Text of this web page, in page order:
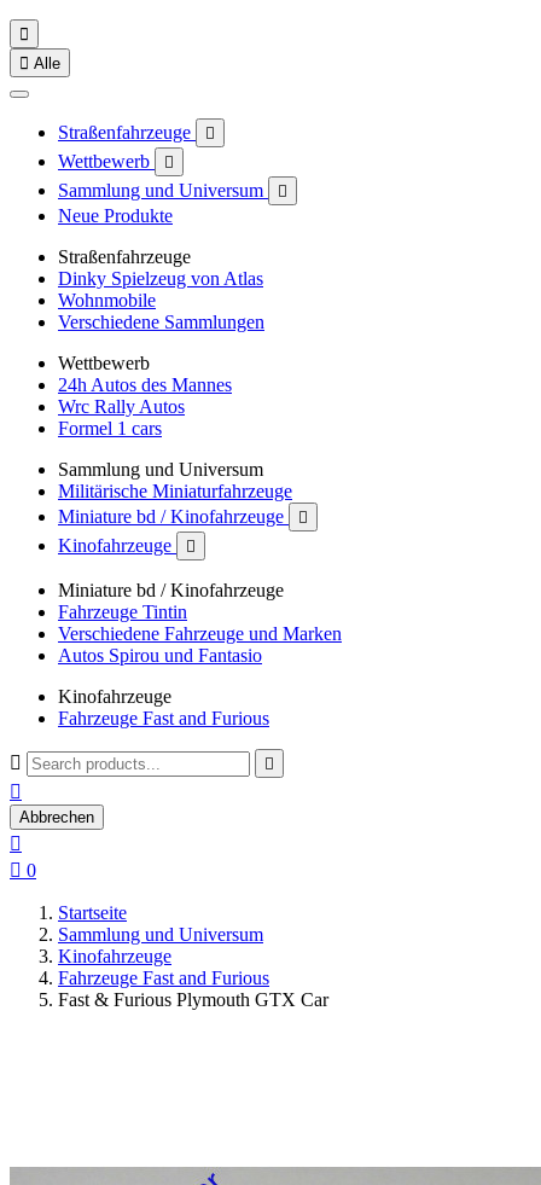

 Alle
Straßenfahrzeuge 
Wettbewerb 
Sammlung und Universum 
Neue Produkte
Straßenfahrzeuge
Dinky Spielzeug von Atlas
Wohnmobile
Verschiedene Sammlungen
Wettbewerb
24h Autos des Mannes
Wrc Rally Autos
Formel 1 cars
Sammlung und Universum
Militärische Miniaturfahrzeuge
Miniature bd / Kinofahrzeuge

Kinofahrzeuge 
Miniature bd / Kinofahrzeuge
Fahrzeuge Tintin
Verschiedene Fahrzeuge und Marken
Autos Spirou und Fantasio
Kinofahrzeuge
Fahrzeuge Fast and Furious
 

Abbrechen

 0
Startseite
Sammlung und Universum
Kinofahrzeuge
Fahrzeuge Fast and Furious
Fast & Furious Plymouth GTX Car